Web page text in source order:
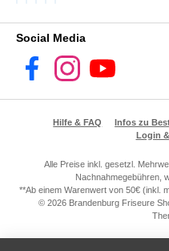
Social Media
FacebookInstagramYouTube
Hilfe & FAQ Infos zu
Login
Alle Preise inkl. gesetzl.
Nachnahmegebühren,
**Ab einem Warenwert von 50€ (inkl.
© 2026 Brandenburg Friseure